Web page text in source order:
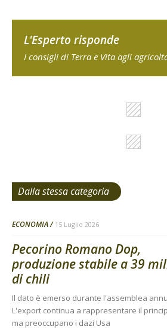
L'Esperto risponde
I consigli di Terra e Vita agli
Dalla stessa categoria
ECONOMIA 15 Luglio 2026
Pecorino Romano Dop,
produzione stabile a 39
di chili
Il dato è emerso durante l'assemblea
L'export continua a rappresentare il
ma preoccupano i dazi Usa